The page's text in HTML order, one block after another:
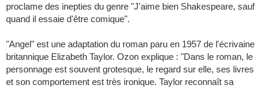
proclame des inepties du genre "J'aime bien Shakespeare, sauf
quand il essaie d'être comique".
"Angel" est une adaptation du roman paru en 1957 de l'écrivaine
britannique Elizabeth Taylor. Ozon explique : "Dans le roman, le
personnage est souvent grotesque, le regard sur elle, ses livres
et son comportement est très ironique. Taylor reconnaît sa